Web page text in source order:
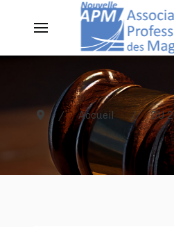
Accueil DU